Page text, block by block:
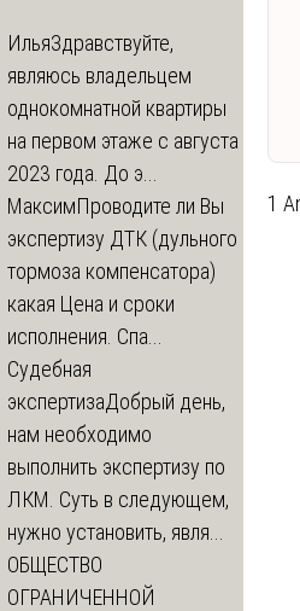
1
ИльяЗдравствуйте,
являюсь владельцем
однокомнатной квартиры
на первом этаже с августа
2023 года. До э...
МаксимПроводите ли Вы
экспертизу ДТК (дульного
тормоза компенсатора)
какая Цена и сроки
исполнения. Спа...
Судебная
экспертизаДобрый день,
нам необходимо
выполнить экспертизу по
ЛКМ. Суть в следующем,
нужно установить, явля...
ОБЩЕСТВО
ОГРАНИЧЕННОЙ